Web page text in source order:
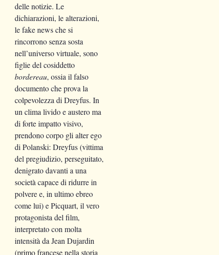
delle notizie. Le
dichiarazioni, le alterazioni,
le fake news che si
rincorrono senza sosta
nell’universo virtuale, sono
figlie del cosiddetto
bordereau, ossia il falso
documento che prova la
colpevolezza di Dreyfus. In
un clima livido e austero ma
di forte impatto visivo,
prendono corpo gli alter ego
di Polanski: Dreyfus (vittima
del pregiudizio, perseguitato,
denigrato davanti a una
società capace di ridurre in
polvere e, in ultimo ebreo
come lui) e Picquart, il vero
protagonista del film,
interpretato con molta
intensità da Jean Dujardin
(primo francese nella storia